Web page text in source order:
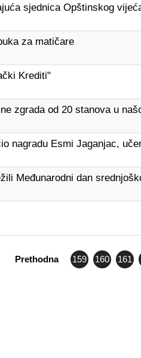
sjednica Opštinskog
za matičare
Krediti"
zgrada od 20 stanova u
nagradu Esmi Jaganjac,
Međunarodni dan
Prethodna 159 160 161